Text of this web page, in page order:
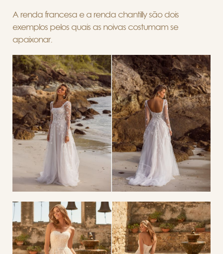
A renda francesa e a renda chantilly são dois
exemplos pelos quais as noivas costumam se
apaixonar.